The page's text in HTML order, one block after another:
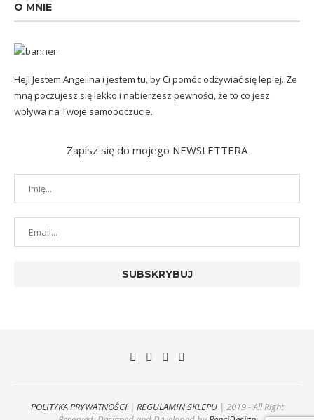
O MNIE
Hej! Jestem Angelina i jestem tu, by Ci pomóc odżywiać się lepiej. Ze
mną poczujesz się lekko i nabierzesz pewności, że to co jesz
wpływa na Twoje samopoczucie.
Zapisz się do mojego NEWSLETTERA
POLITYKA PRYWATNOŚCI| REGULAMIN SKLEPU| 2019 - All Right